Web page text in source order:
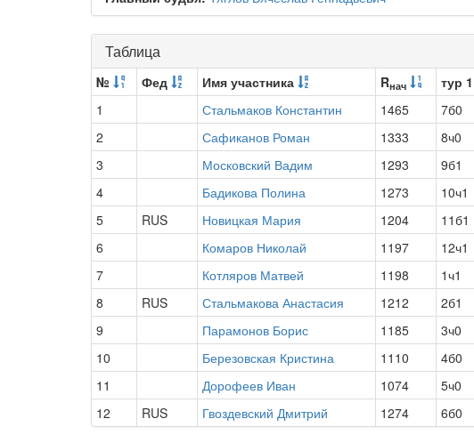
Таблица
№ Фед Имя участника Rнач тур 1
1
Стальмаков Константин 1465 7б0
2
Сафиканов Роман 1333 8ч0
3
Московский Вадим 1293 9б1
4
Бадикова Полина 1273 10ч1
5
RUS Новицкая Мария 1204 11б1
6
Комаров Николай 1197 12ч1
7
Котляров Матвей 1198 1ч1
8
RUS Стальмакова Анастасия 1212 2б1
9
Парамонов Борис 1185 3ч0
10
Березовская Кристина 1110 4б0
11
Дорофеев Иван 1074 5ч0
12
RUS Гвоздевский Дмитрий 1274 6б0